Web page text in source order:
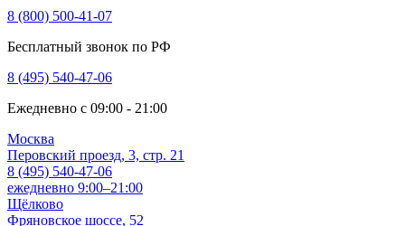
8 (800) 500-41-07
Бесплатный звонок по РФ
8 (495) 540-47-06
Ежедневно с 09:00 - 21:00
Москва
Перовский проезд, 3, стр. 21
8 (495) 540-47-06
ежедневно 9:00–21:00
Щёлково
Фряновское шоссе, 52